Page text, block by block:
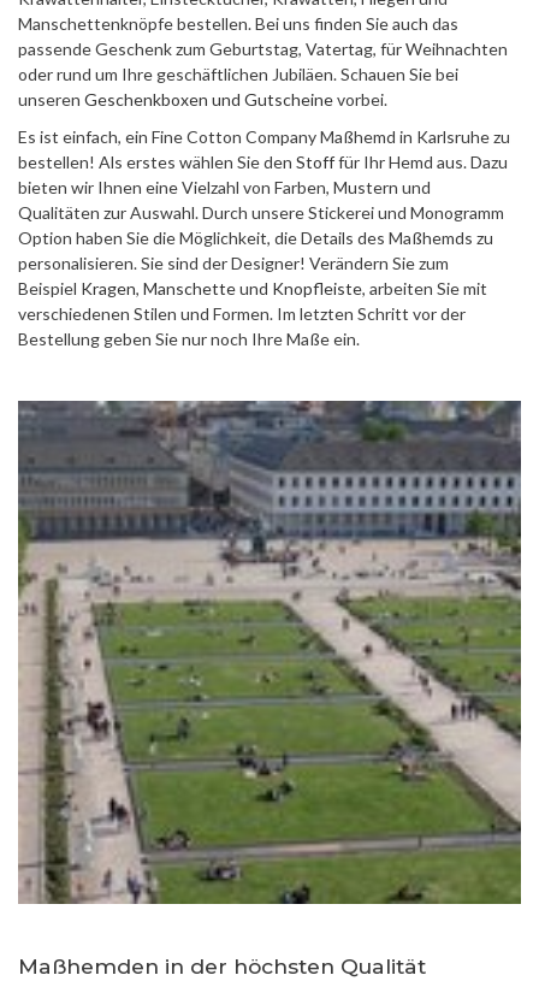
Manschettenknöpfe bestellen. Bei uns finden Sie auch das
passende Geschenk zum Geburtstag, Vatertag, für Weihnachten
oder rund um Ihre geschäftlichen Jubiläen. Schauen Sie bei
unseren Geschenkboxen und Gutscheinevorbei.
Es ist einfach, ein Fine Cotton Company Maßhemd in Karlsruhe zu
bestellen! Als erstes wählen Sie den Stofffür Ihr Hemd aus. Dazu
bieten wir Ihnen eine Vielzahl von Farben, Mustern und
Qualitäten zur Auswahl. Durch unsere Stickerei und Monogramm
Option haben Sie die Möglichkeit, die Details des Maßhemds zu
personalisieren. Sie sind der Designer! Verändern Sie zum
Beispiel Kragen, Manschetteund Knopfleiste, arbeiten Sie mit
verschiedenen Stilen und Formen. Im letzten Schritt vor der
Bestellung geben Sie nur noch Ihre Maße ein.
Maßhemden in der höchsten Qualität